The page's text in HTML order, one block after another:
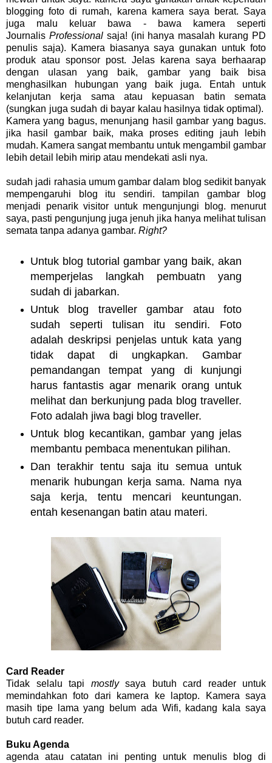
blogging foto di rumah, karena kamera saya berat. Saya
juga malu keluar bawa - bawa kamera seperti
Journalis Professionalsaja! (ini hanya masalah kurang PD
penulis saja). Kamera biasanya saya gunakan untuk foto
produk atau sponsor post. Jelas karena saya berhaarap
dengan ulasan yang baik, gambar yang baik bisa
menghasilkan hubungan yang baik juga. Entah untuk
kelanjutan kerja sama atau kepuasan batin semata
(sungkan juga sudah di bayar kalau hasilnya tidak optimal).
Kamera yang bagus, menunjang hasil gambar yang bagus.
jika hasil gambar baik, maka proses editing jauh lebih
mudah. Kamera sangat membantu untuk mengambil gambar
lebih detail lebih mirip atau mendekati asli nya.
sudah jadi rahasia umum gambar dalam blog sedikit banyak
mempengaruhi blog itu sendiri. tampilan gambar blog
menjadi penarik visitor untuk mengunjungi blog. menurut
saya, pasti pengunjung juga jenuh jika hanya melihat tulisan
semata tanpa adanya gambar. Right?
Untuk blog tutorial gambar yang baik, akan
memperjelas langkah pembuatn yang
sudah di jabarkan.
Untuk blog traveller gambar atau foto
sudah seperti tulisan itu sendiri. Foto
adalah deskripsi penjelas untuk kata yang
tidak dapat di ungkapkan. Gambar
pemandangan tempat yang di kunjungi
harus fantastis agar menarik orang untuk
melihat dan berkunjung pada blog traveller.
Foto adalah jiwa bagi blog traveller.
Untuk blog kecantikan, gambar yang jelas
membantu pembaca menentukan pilihan.
Dan terakhir tentu saja itu semua untuk
menarik hubungan kerja sama. Nama nya
saja kerja, tentu mencari keuntungan.
entah kesenangan batin atau materi.
Card Reader
Tidak selalu tapi mostlysaya butuh card reader untuk
memindahkan foto dari kamera ke laptop. Kamera saya
masih tipe lama yang belum ada Wifi, kadang kala saya
butuh card reader.
Buku Agenda
agenda atau catatan ini penting untuk menulis blog di